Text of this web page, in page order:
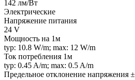
142 лм/Вт
Электрические
Напряжение питания
24 V
Мощность на 1м
typ: 10.8 W/m; max: 12 W/m
Ток потребления 1м
typ: 0.45 A/m; max: 0.5 A/m
Предельное отклонение напряжения ±